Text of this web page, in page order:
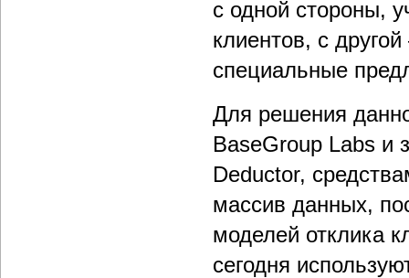
с одной стороны,
клиентов, с
специальные
Для решения
BaseGroup Labs и
Deductor,
массив данных,
моделей отклика
сегодня